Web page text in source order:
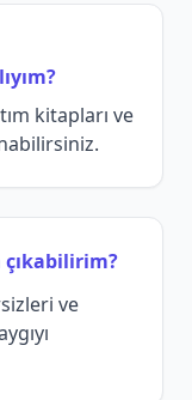
kitapları ve
çıkabilirim?
ve